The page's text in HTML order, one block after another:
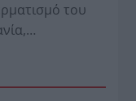
του